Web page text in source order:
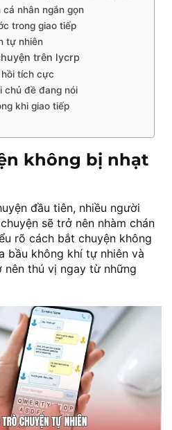
nhân ngắn gọn
trong giao tiếp
tự nhiên
trên lycrp
tích cực
chủ đề đang nói
khi giao tiếp
không bị nhạt
đầu tiên, nhiều người
sẽ trở nên nhàm chán
rõ cách bắt chuyện không
bầu không khí tự nhiên và
thú vị ngay từ những